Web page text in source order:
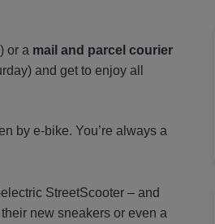
or a mail and parcel courier
and get to enjoy all
by e-bike. You’re always a
StreetScooter – and
new sneakers or even a